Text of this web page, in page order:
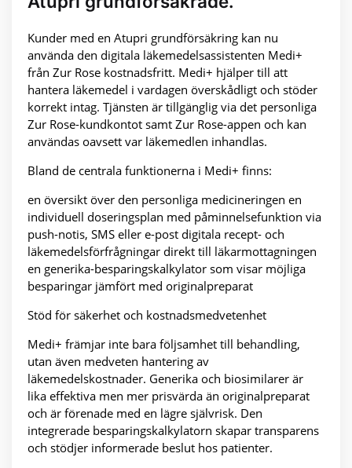
Kunder med en Atupri grundförsäkring kan nu
använda den digitala läkemedelsassistenten Medi+
från Zur Rose kostnadsfritt. Medi+ hjälper till att
hantera läkemedel i vardagen överskådligt och stöder
korrekt intag. Tjänsten är tillgänglig via det personliga
Zur Rose-kundkontot samt Zur Rose-appen och kan
användas oavsett var läkemedlen inhandlas.
Bland de centrala funktionerna i Medi+ finns:
en översikt över den personliga medicineringen en
individuell doseringsplan med påminnelsefunktion via
push-notis, SMS eller e-post digitala recept- och
läkemedelsförfrågningar direkt till läkarmottagningen
en generika-besparingskalkylator som visar möjliga
besparingar jämfört med originalpreparat
Stöd för säkerhet och kostnadsmedvetenhet
Medi+ främjar inte bara följsamhet till behandling,
utan även medveten hantering av
läkemedelskostnader. Generika och biosimilarer är
lika effektiva men mer prisvärda än originalpreparat
och är förenade med en lägre självrisk. Den
integrerade besparingskalkylatorn skapar transparens
och stödjer informerade beslut hos patienter.